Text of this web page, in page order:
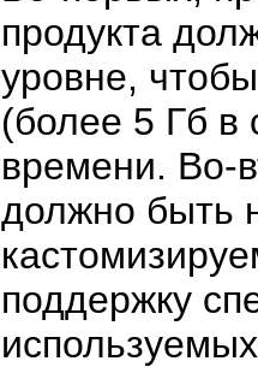
продукта
уровне,
(более 5 Гб в
времени. Во-
должно быть
поддержку